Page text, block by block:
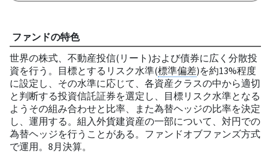
ファンドの特色
世界の株式、不動産投信(リート)および債券に広く分散投
資を行う。目標とするリスク水準(標準偏差)を約13%程度
に設定し、その水準に応じて、各資産クラスの中から適切
と判断する投資信託証券を選定し、目標リスク水準となる
ようその組み合わせと比率、また為替ヘッジの比率を決定
し、運用する。組入外貨建資産の一部について、対円での
為替ヘッジを行うことがある。ファンドオブファンズ方式
で運用。8月決算。